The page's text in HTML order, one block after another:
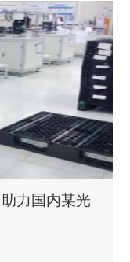
力国内某光